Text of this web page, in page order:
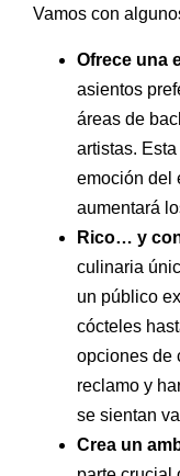
Vamos con
Ofrece una
asientos
áreas de
artistas.
emoción del
aumentará
Rico… y
culinaria
un público
cócteles
opciones de
reclamo y
se sientan
Crea un